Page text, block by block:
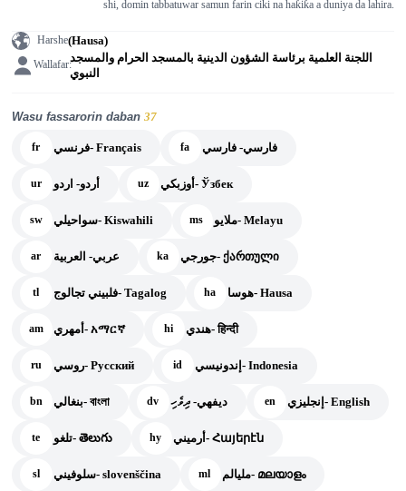
shi, domin tabbatuwar samun farin ciki na haƙiƙa a duniya da lahira.
Harshe(Hausa)
Wallafar:
اللجنة العلمية برئاسة الشؤون الدينية بالمسجد الحرام والمسجد
النبوي
Wasu fassarorin daban37
fr فرنسي- Français fa فارسي- فارسي
ur أردو- اردو uz أوزبكي- Ўзбек
sw سواحيلي- Kiswahili ms ملايو- Melayu
ar عربي- العربية ka جورجي- ქართული
tl فلبيني تجالوج- Tagalog ha هوسا- Hausa
am أمهري- አማርኛ hi هندي- हिन्दी
ru روسي- Русский id إندونيسي- Indonesia
bn بنغالي- বাংলা dv ديفهي- ދިވެހި en إنجليزي- English
te تلغو- తెలుగు hy أرميني- Հայերէն
sl سلوفيني- slovenščina ml مليالم- മലയാളം